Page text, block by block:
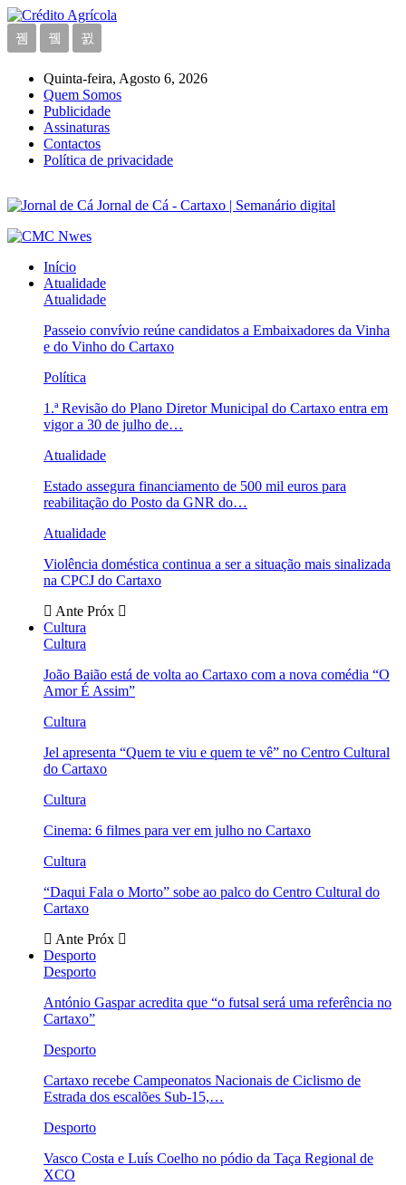
Quinta-feira, Agosto 6, 2026
Quem Somos
Publicidade
Assinaturas
Contactos
Política de privacidade
Jornal de Cá - Cartaxo | Semanário digital
Início
Atualidade
Atualidade
Passeio convívio reúne candidatos a Embaixadores da Vinha
e do Vinho do Cartaxo
Política
1.ª Revisão do Plano Diretor Municipal do Cartaxo entra em
vigor a 30 de julho de…
Atualidade
Estado assegura financiamento de 500 mil euros para
reabilitação do Posto da GNR do…
Atualidade
Violência doméstica continua a ser a situação mais sinalizada
na CPCJ do Cartaxo
Ante Próx
Cultura
Cultura
João Baião está de volta ao Cartaxo com a nova comédia “O
Amor É Assim”
Cultura
Jel apresenta “Quem te viu e quem te vê” no Centro Cultural
do Cartaxo
Cultura
Cinema: 6 filmes para ver em julho no Cartaxo
Cultura
“Daqui Fala o Morto” sobe ao palco do Centro Cultural do
Cartaxo
Ante Próx
Desporto
Desporto
António Gaspar acredita que “o futsal será uma referência no
Cartaxo”
Desporto
Cartaxo recebe Campeonatos Nacionais de Ciclismo de
Estrada dos escalões Sub-15,…
Desporto
Vasco Costa e Luís Coelho no pódio da Taça Regional de
XCO